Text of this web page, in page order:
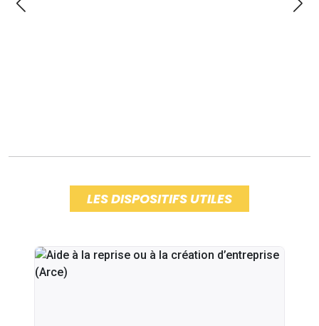
LES DISPOSITIFS UTILES